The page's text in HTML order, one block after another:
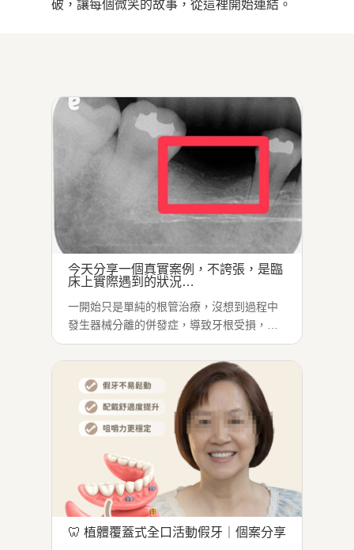
破，讓每個微笑的故事，從這裡開始連結。
今天分享一個真實案例，不誇張，是臨
床上實際遇到的狀況…
一開始只是單純的根管治療，沒想到過程中
發生器械分離的併發症，導致牙根受損，最
終只能走向拔牙 → 改做植牙...
🦷 植體覆蓋式全口活動假牙｜個案分享